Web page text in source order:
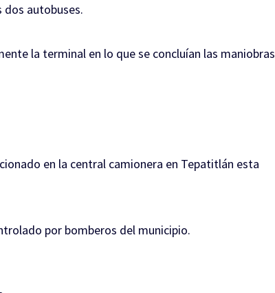
dos autobuses.
la terminal en lo que se concluían las maniobras
en la central camionera en Tepatitlán esta
por bomberos del municipio.